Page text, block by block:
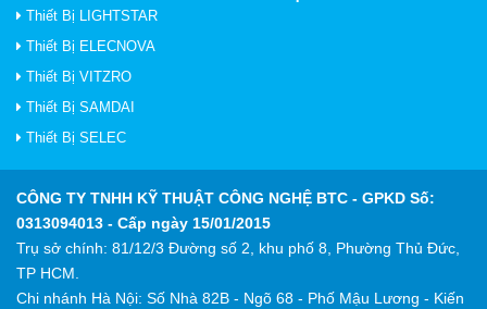
Thiết Bị LIGHTSTAR
Thiết Bị ELECNOVA
Thiết Bị VITZRO
Thiết Bị SAMDAI
Thiết Bị SELEC
CÔNG TY TNHH KỸ THUẬT CÔNG NGHỆ BTC - GPKD Số:
0313094013 - Cấp ngày 15/01/2015
Trụ sở chính: 81/12/3 Đường số 2, khu phố 8, Phường Thủ Đức,
TP HCM.
Chi nhánh Hà Nội: Số Nhà 82B - Ngõ 68 - Phố Mậu Lương - Kiến